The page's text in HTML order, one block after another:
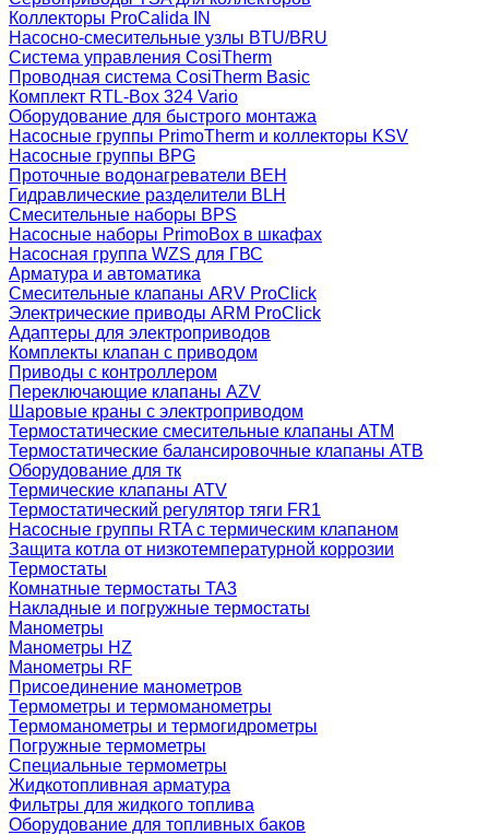
Коллекторы ProCalida IN
Насосно-смесительные узлы BTU/BRU
Система управления CosiTherm
Проводная система CosiTherm Basic
Комплект RTL‑Box 324 Vario
Оборудование для быстрого монтажа
Насосные группы PrimoTherm и коллекторы KSV
Насосные группы BPG
Проточные водонагреватели BEH
Гидравлические разделители BLH
Смесительные наборы BPS
Насосные наборы PrimoBox в шкафах
Насосная группа WZS для ГВС
Арматура и автоматика
Смесительные клапаны ARV ProClick
Электрические приводы ARM ProClick
Адаптеры для электроприводов
Комплекты клапан с приводом
Приводы с контроллером
Переключающие клапаны AZV
Шаровые краны с электроприводом
Термостатические смесительные клапаны ATM
Термостатические балансировочные клапаны ATB
Оборудование для тк
Термические клапаны ATV
Термостатический регулятор тяги FR1
Насосные группы RTA с термическим клапаном
Защита котла от низкотемпературной коррозии
Термостаты
Комнатные термостаты TA3
Накладные и погружные термостаты
Манометры
Манометры HZ
Манометры RF
Присоединение манометров
Термометры и термоманометры
Термоманометры и термогидрометры
Погружные термометры
Специальные термометры
Жидкотопливная арматура
Фильтры для жидкого топлива
Оборудование для топливных баков